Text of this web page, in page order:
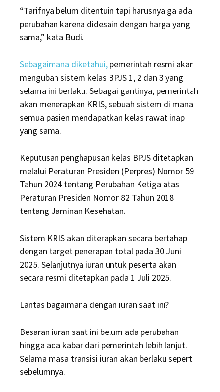
“Tarifnya belum ditentuin tapi harusnya ga ada
perubahan karena didesain dengan harga yang
sama,” kata Budi.
Sebagaimana diketahui, pemerintah resmi akan
mengubah sistem kelas BPJS 1, 2 dan 3 yang
selama ini berlaku. Sebagai gantinya, pemerintah
akan menerapkan KRIS, sebuah sistem di mana
semua pasien mendapatkan kelas rawat inap
yang sama.
Keputusan penghapusan kelas BPJS ditetapkan
melalui Peraturan Presiden (Perpres) Nomor 59
Tahun 2024 tentang Perubahan Ketiga atas
Peraturan Presiden Nomor 82 Tahun 2018
tentang Jaminan Kesehatan.
Sistem KRIS akan diterapkan secara bertahap
dengan target penerapan total pada 30 Juni
2025. Selanjutnya iuran untuk peserta akan
secara resmi ditetapkan pada 1 Juli 2025.
Lantas bagaimana dengan iuran saat ini?
Besaran iuran saat ini belum ada perubahan
hingga ada kabar dari pemerintah lebih lanjut.
Selama masa transisi iuran akan berlaku seperti
sebelumnya.